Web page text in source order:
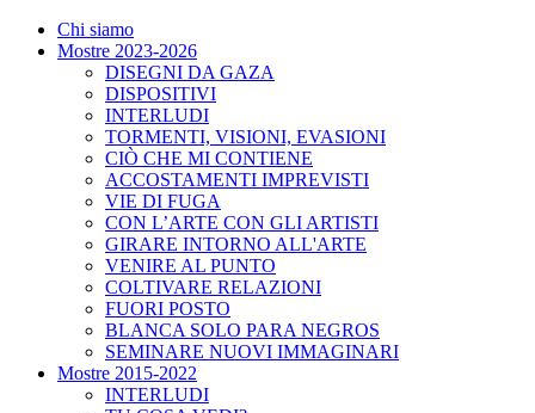
Chi siamo
Mostre 2023-2026
DISEGNI DA GAZA
DISPOSITIVI
INTERLUDI
TORMENTI, VISIONI, EVASIONI
CIÒ CHE MI CONTIENE
ACCOSTAMENTI IMPREVISTI
VIE DI FUGA
CON L’ARTE CON GLI ARTISTI
GIRARE INTORNO ALL'ARTE
VENIRE AL PUNTO
COLTIVARE RELAZIONI
FUORI POSTO
BLANCA SOLO PARA NEGROS
SEMINARE NUOVI IMMAGINARI
Mostre 2015-2022
INTERLUDI